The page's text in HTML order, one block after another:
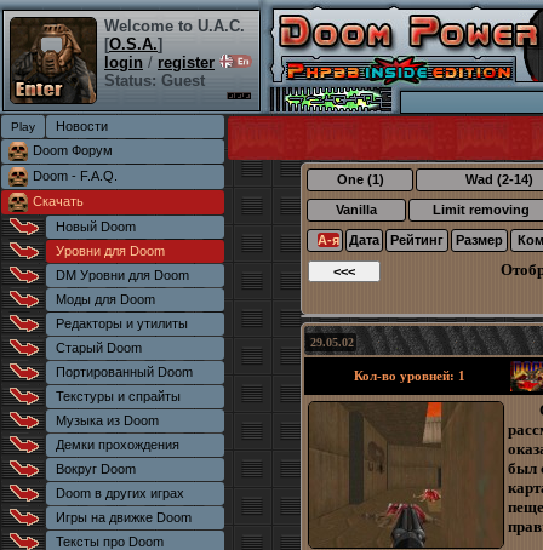
Welcome to U.A.C.
[O.S.A.]
login / register
Status: Guest
Новости
Doom Форум
Doom - F.A.Q.
Скачать
Новый Doom
Уровни для Doom
DM Уровни для Doom
Моды для Doom
Редакторы и утилиты
Старый Doom
Портированный Doom
Текстуры и спрайты
Музыка из Doom
Демки прохождения
Вокруг Doom
Doom в других играх
Игры на движке Doom
Тексты про Doom
One (1) Wad (2-14)
Vanilla Limit removing
А-я Дата Рейтинг Размер
29.05.02
Кол-во уровней: 1
был